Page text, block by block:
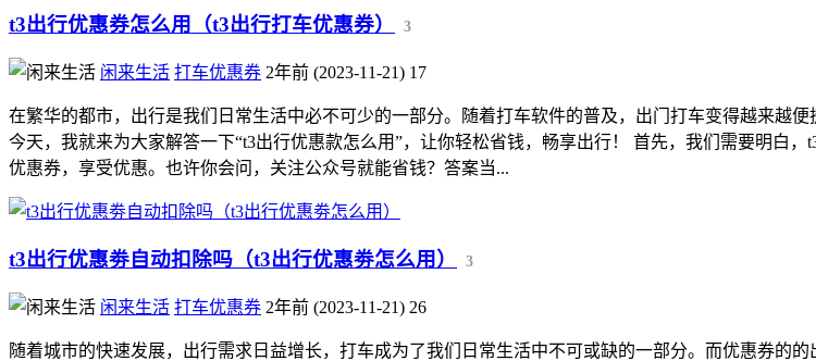
t3出行优惠券怎么用（t3出行打车优惠券） 3
闲来生活 打车优惠券 2年前 (2023-11-21) 17
在繁华的都市，出行是我们日常生活中必不可少的一部分。随着打车软件的普及，出门打车变得越来越
今天，我就来为大家解答一下“t3出行优惠款怎么用”，让你轻松省钱，畅享出行！ 首先，我们需要明白
优惠券，享受优惠。也许你会问，关注公众号就能省钱？答案当...
t3出行优惠劵自动扣除吗（t3出行优惠劵怎么用） 3
闲来生活 打车优惠券 2年前 (2023-11-21) 26
随着城市的快速发展，出行需求日益增长，打车成为了我们日常生活中不可或缺的一部分。而优惠券的